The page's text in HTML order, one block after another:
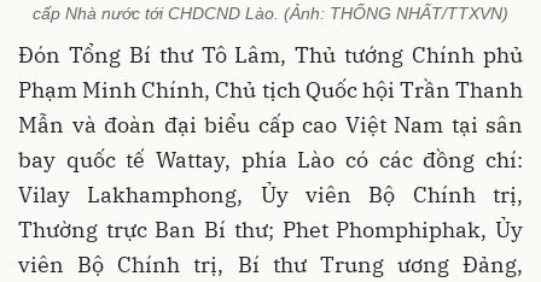
cấp Nhà nước tới CHDCND Lào. (Ảnh: THỐNG NHẤT/TTXVN)
Đón Tổng Bí thư Tô Lâm, Thủ tướng Chính phủ
Phạm Minh Chính, Chủ tịch Quốc hội Trần Thanh
Mẫn và đoàn đại biểu cấp cao Việt Nam tại sân
bay quốc tế Wattay, phía Lào có các đồng chí:
Vilay Lakhamphong, Ủy viên Bộ Chính trị,
Thường trực Ban Bí thư; Phet Phomphiphak, Ủy
viên Bộ Chính trị, Bí thư Trung ương Đảng,